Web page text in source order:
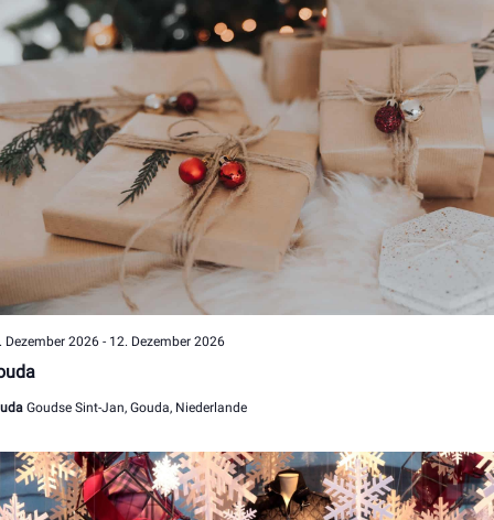
Dezember 2026- 12. Dezember 2026
Goudse Sint-Jan, Gouda, Niederlande